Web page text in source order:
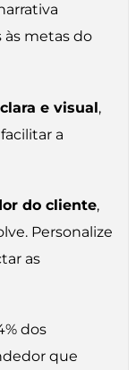
metas do
e visual,
a
do cliente,
Personalize
as
dos
que